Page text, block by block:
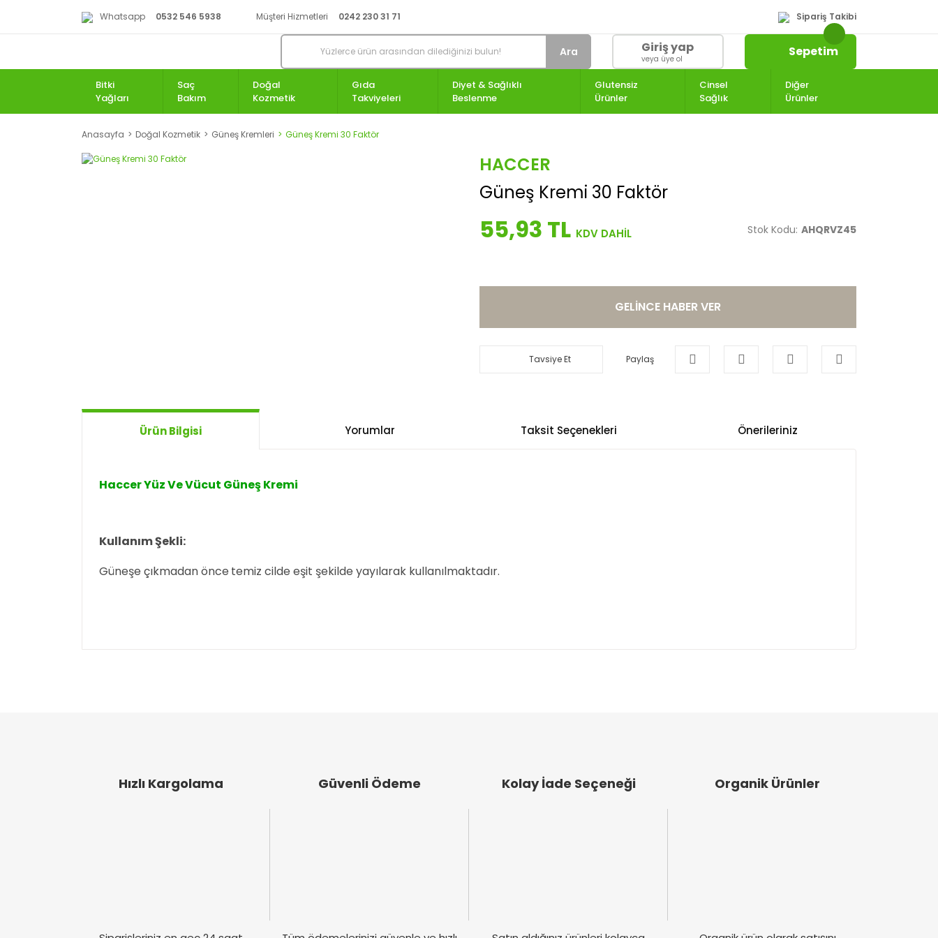
Whatsapp 0532 546 5938 Müşteri Hizmetleri 0242 230 31 71 Sipariş Takibi
Ara Giriş yap
veya üye ol Sepetim
Bitki
Yağları
Saç
Bakım
Doğal
Kozmetik
Gıda
Takviyeleri
Diyet & Sağlıklı
Beslenme
Glutensiz
Ürünler
Cinsel
Sağlık
Diğer
Ürünler
Anasayfa Doğal Kozmetik Güneş Kremleri Güneş Kremi 30 Faktör
HACCER
Güneş Kremi 30 Faktör
55,93 TL Stok Kodu: AHQRVZ45
GELİNCE HABER VER
Tavsiye Et Paylaş
Ürün Bilgisi Yorumlar Taksit Seçenekleri Önerileriniz
Haccer Yüz Ve Vücut Güneş Kremi
Kullanım Şekli:
Güneşe çıkmadan önce temiz cilde eşit şekilde yayılarak kullanılmaktadır.
Bu ürünün fiyat bilgisi, resim, ürün açıklamalarında ve diğer konularda yetersiz gördüğünüz noktaları öneri formunu kullanarak tarafımıza iletebilirsiniz.
Hızlı Kargolama Güvenli Ödeme Kolay İade Seçeneği Organik Ürünler